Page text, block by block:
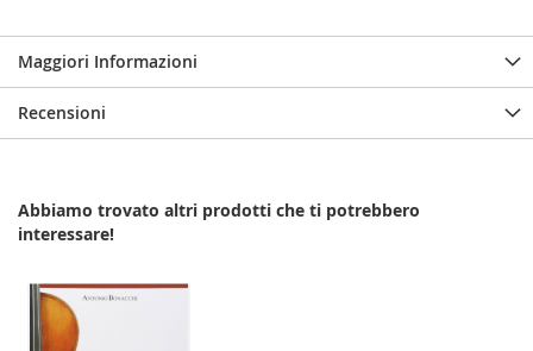
Maggiori Informazioni
Recensioni
Abbiamo trovato altri prodotti che ti potrebbero
interessare!